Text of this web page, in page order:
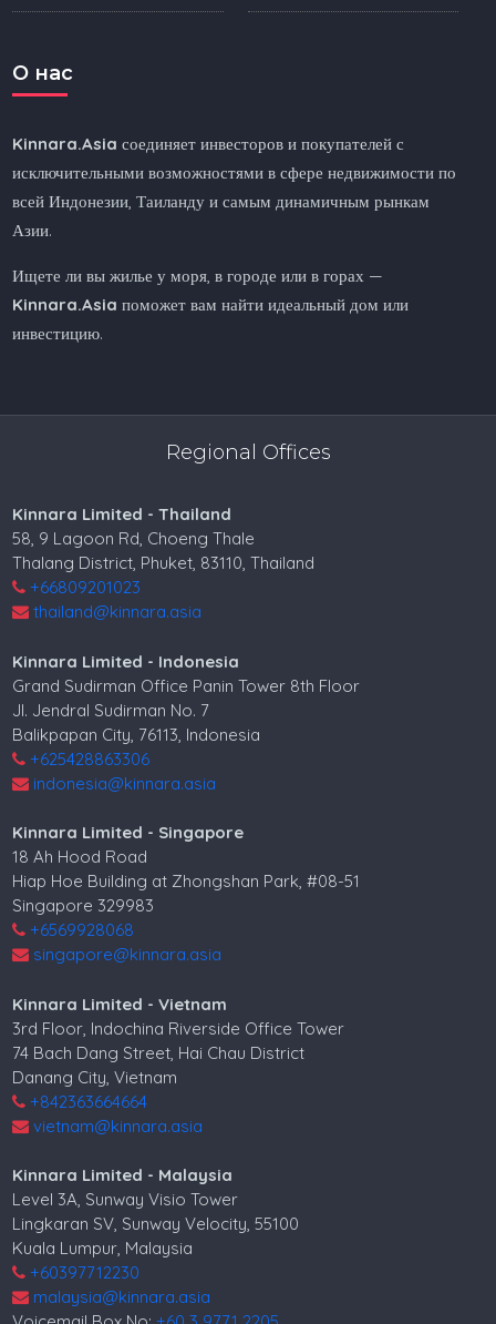
O нас
Kinnara.Asia соединяет инвесторов и покупателей с
исключительными возможностями в сфере недвижимости по
всей Индонезии, Таиланду и самым динамичным рынкам
Азии.
Ищете ли вы жилье у моря, в городе или в горах —
Kinnara.Asia поможет вам найти идеальный дом или
инвестицию.
Regional Offices
Kinnara Limited - Thailand
58, 9 Lagoon Rd, Choeng Thale
Thalang District, Phuket, 83110, Thailand
+66809201023
thailand@kinnara.asia
Kinnara Limited - Indonesia
Grand Sudirman Office Panin Tower 8th Floor
Jl. Jendral Sudirman No. 7
Balikpapan City, 76113, Indonesia
+625428863306
indonesia@kinnara.asia
Kinnara Limited - Singapore
18 Ah Hood Road
Hiap Hoe Building at Zhongshan Park, #08-51
Singapore 329983
+6569928068
singapore@kinnara.asia
Kinnara Limited - Vietnam
3rd Floor, Indochina Riverside Office Tower
74 Bach Dang Street, Hai Chau District
Danang City, Vietnam
+842363664664
vietnam@kinnara.asia
Kinnara Limited - Malaysia
Level 3A, Sunway Visio Tower
Lingkaran SV, Sunway Velocity, 55100
Kuala Lumpur, Malaysia
+60397712230
malaysia@kinnara.asia